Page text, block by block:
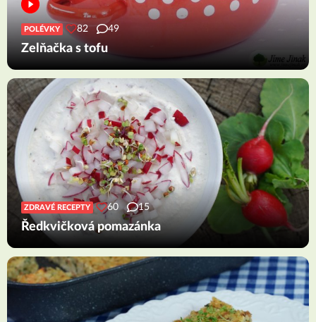
POLÉVKY 82 49
Zelňačka s tofu
ZDRAVÉ RECEPTY 60 15
Ředkvičková pomazánka